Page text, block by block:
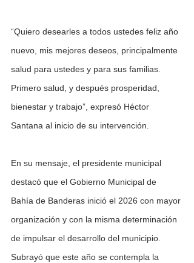
“Quiero desearles a todos ustedes feliz año
nuevo, mis mejores deseos, principalmente
salud para ustedes y para sus familias.
Primero salud, y después prosperidad,
bienestar y trabajo”, expresó Héctor
Santana al inicio de su intervención.
En su mensaje, el presidente municipal
destacó que el Gobierno Municipal de
Bahía de Banderas inició el 2026 con mayor
organización y con la misma determinación
de impulsar el desarrollo del municipio.
Subrayó que este año se contempla la